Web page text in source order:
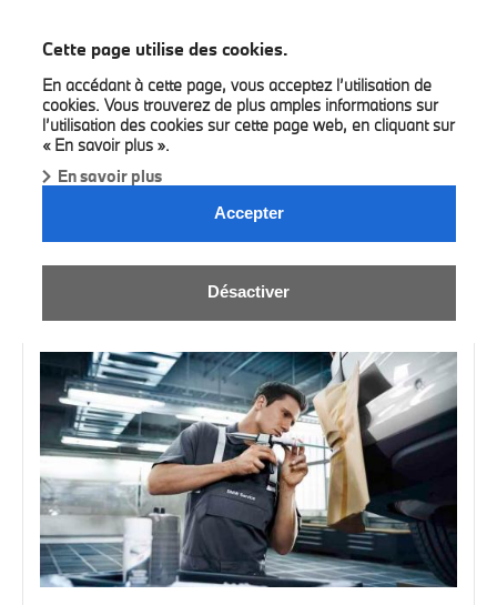
Cette page utilise des cookies.
En accédant à cette page, vous acceptez l’utilisation de
cookies. Vous trouverez de plus amples informations sur
l’utilisation des cookies sur cette page web, en cliquant sur
« En savoir plus ».
En savoir plus
Accepter
Désactiver
RENDEZ-VOUS EN LIGNE.
Prenez rendez-vous avec nos équipes :